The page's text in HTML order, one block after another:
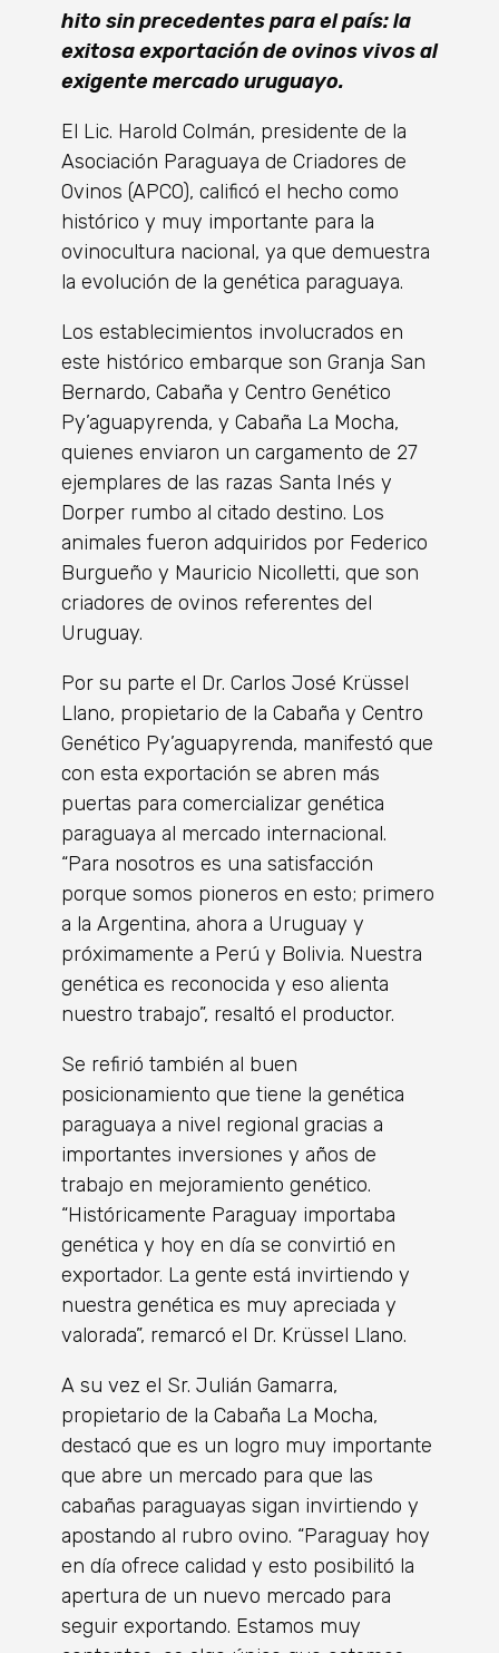
hito sin precedentes para el país: la
exitosa exportación de ovinos vivos al
exigente mercado uruguayo.
El Lic. Harold Colmán, presidente de la
Asociación Paraguaya de Criadores de
Ovinos (APCO), calificó el hecho como
histórico y muy importante para la
ovinocultura nacional, ya que demuestra
la evolución de la genética paraguaya.
Los establecimientos involucrados en
este histórico embarque son Granja San
Bernardo, Cabaña y Centro Genético
Py’aguapyrenda, y Cabaña La Mocha,
quienes enviaron un cargamento de 27
ejemplares de las razas Santa Inés y
Dorper rumbo al citado destino. Los
animales fueron adquiridos por Federico
Burgueño y Mauricio Nicolletti, que son
criadores de ovinos referentes del
Uruguay.
Por su parte el Dr. Carlos José Krüssel
Llano, propietario de la Cabaña y Centro
Genético Py’aguapyrenda, manifestó que
con esta exportación se abren más
puertas para comercializar genética
paraguaya al mercado internacional.
“Para nosotros es una satisfacción
porque somos pioneros en esto; primero
a la Argentina, ahora a Uruguay y
próximamente a Perú y Bolivia. Nuestra
genética es reconocida y eso alienta
nuestro trabajo”, resaltó el productor.
Se refirió también al buen
posicionamiento que tiene la genética
paraguaya a nivel regional gracias a
importantes inversiones y años de
trabajo en mejoramiento genético.
“Históricamente Paraguay importaba
genética y hoy en día se convirtió en
exportador. La gente está invirtiendo y
nuestra genética es muy apreciada y
valorada”, remarcó el Dr. Krüssel Llano.
A su vez el Sr. Julián Gamarra,
propietario de la Cabaña La Mocha,
destacó que es un logro muy importante
que abre un mercado para que las
cabañas paraguayas sigan invirtiendo y
apostando al rubro ovino. “Paraguay hoy
en día ofrece calidad y esto posibilitó la
apertura de un nuevo mercado para
seguir exportando. Estamos muy